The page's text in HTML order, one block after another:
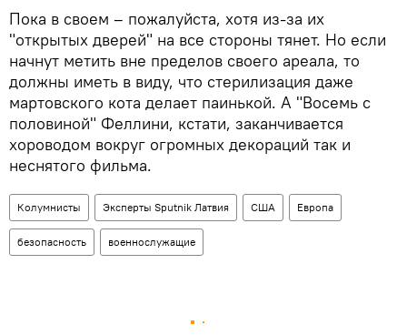
Пока в своем – пожалуйста, хотя из-за их
"открытых дверей" на все стороны тянет. Но если
начнут метить вне пределов своего ареала, то
должны иметь в виду, что стерилизация даже
мартовского кота делает паинькой. А "Восемь с
половиной" Феллини, кстати, заканчивается
хороводом вокруг огромных декораций так и
неснятого фильма.
Колумнисты Эксперты Sputnik Латвия США Европа
безопасность военнослужащие